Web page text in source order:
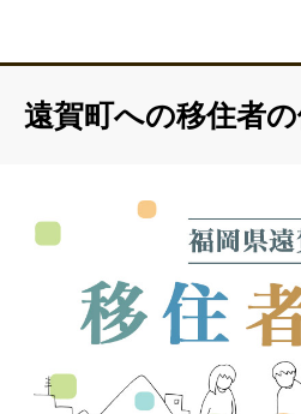
遠賀町への移住者